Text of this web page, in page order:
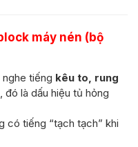
máy nén (bộ
nghe tiếng kêu to, rung
, đó là dấu hiệu tủ hỏng
có tiếng “tạch tạch” khi